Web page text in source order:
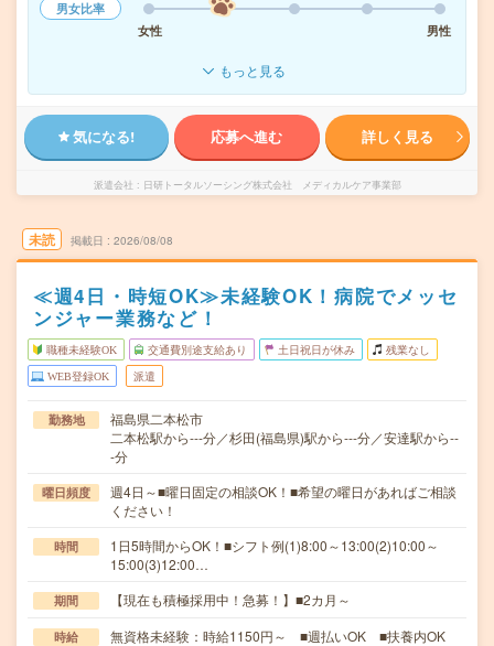
男女比率
女性
男性
もっと見る
気になる! 応募へ進む 詳しく見る
派遣会社 日研トータルソーシング株式会社 メディカルケア事業部
未読 掲載日 2026/08/08
≪週4日・時短OK≫未経験OK！病院でメッセ
ンジャー業務など！
職種未経験OK 交通費別途支給あり 土日祝日が休み 残業なし
WEB登録OK 派遣
勤務地
福島県二本松市
二本松駅から---分／杉田(福島県)駅から---分／安達駅から--
-分
曜日頻度
週4日～■曜日固定の相談OK！■希望の曜日があればご相談
ください！
時間
1日5時間からOK！■シフト例(1)8:00～13:00(2)10:00～
15:00(3)12:00…
期間 【現在も積極採用中！急募！】■2カ月～
時給 無資格未経験：時給1150円～ ■週払いOK ■扶養内OK